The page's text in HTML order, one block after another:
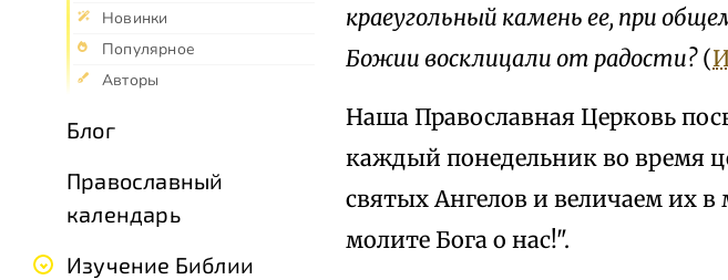
Новинки
Популярное
Авторы
Блог
Православный
календарь
Изучение Библии
краеугольный камень ее, при
Божии восклицали от радости?(
Наша Православная Церковь
каждый понедельник во время
святых Ангелов и величаем их
молите Бога о нас!".